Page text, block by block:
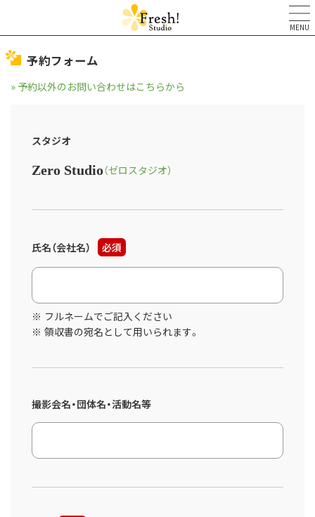
MENU
予約フォーム
» 予約以外のお問い合わせはこちらから
スタジオ
Zero Studio（ゼロスタジオ）
氏名（会社名） 必須
フルネームでご記入ください
領収書の宛名として用いられます。
撮影会名・団体名・活動名等